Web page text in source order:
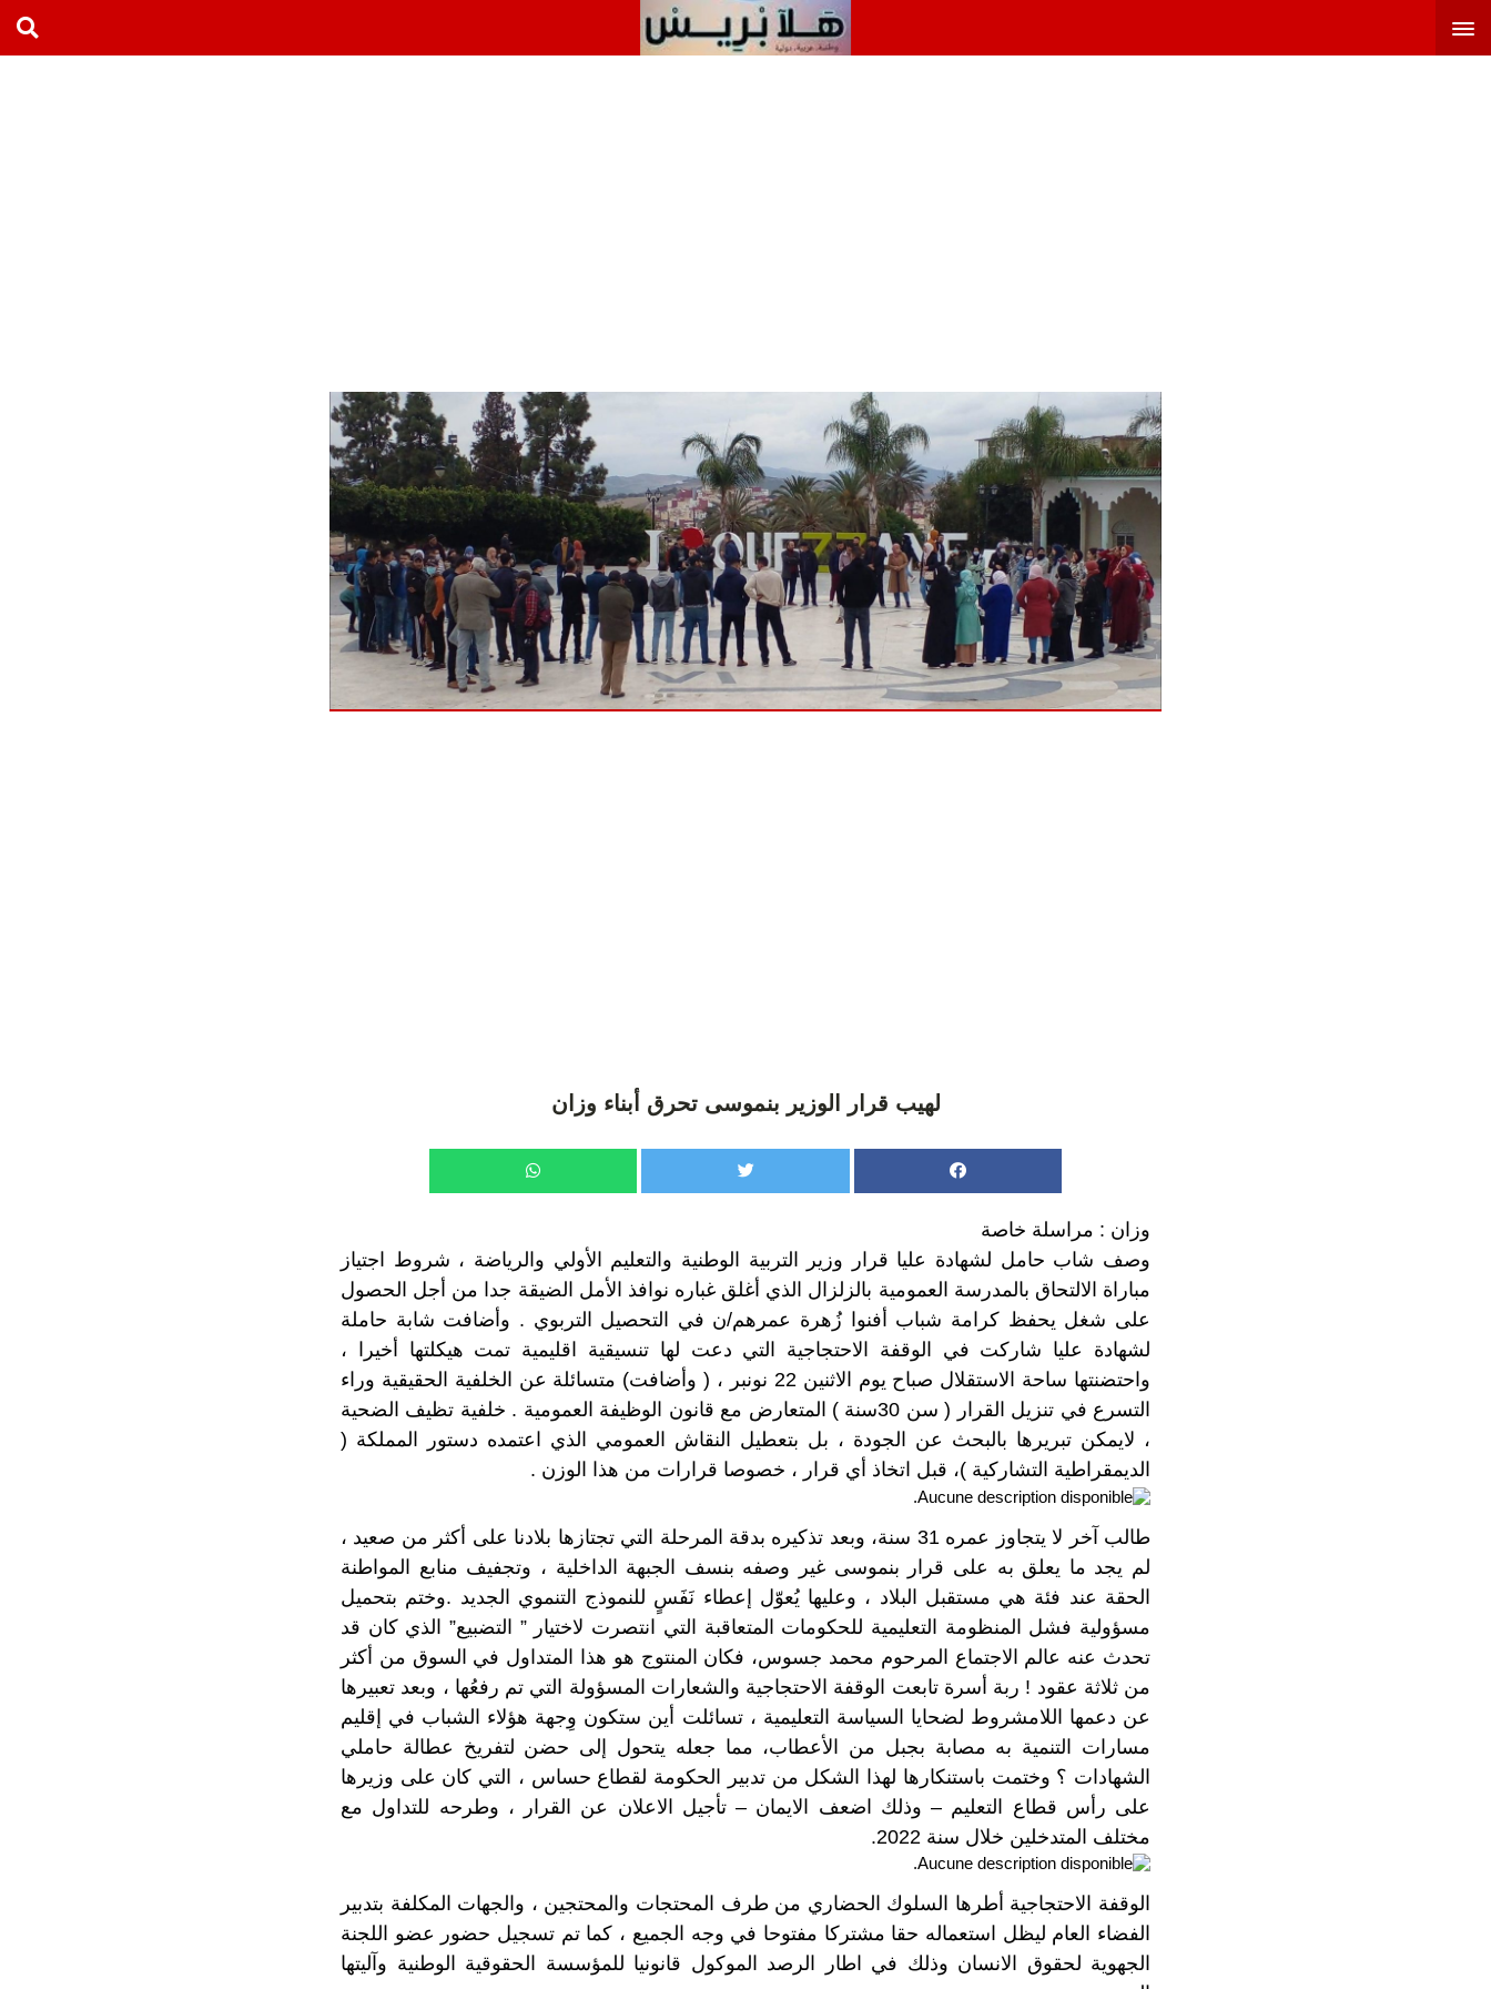
لهيب قرار الوزير بنموسى تحرق أبناء وزان
وزان : مراسلة خاصة
وصف شاب حامل لشهادة عليا قرار وزير التربية الوطنية والتعليم الأولي والرياضة ، شروط اجتياز
مباراة الالتحاق بالمدرسة العمومية بالزلزال الذي أغلق غباره نوافذ الأمل الضيقة جدا من أجل الحصول
على شغل يحفظ كرامة شباب أفنوا زُهرة عمرهم/ن في التحصيل التربوي . وأضافت شابة حاملة
لشهادة عليا شاركت في الوقفة الاحتجاجية التي دعت لها تنسيقية اقليمية تمت هيكلتها أخيرا ،
واحتضنتها ساحة الاستقلال صباح يوم الاثنين 22 نونبر ، ( وأضافت) متسائلة عن الخلفية الحقيقية وراء
التسرع في تنزيل القرار ( سن 30سنة ) المتعارض مع قانون الوظيفة العمومية . خلفية تظيف الضحية
، لايمكن تبريرها بالبحث عن الجودة ، بل بتعطيل النقاش العمومي الذي اعتمده دستور المملكة (
الديمقراطية التشاركية )، قبل اتخاذ أي قرار ، خصوصا قرارات من هذا الوزن .
طالب آخر لا يتجاوز عمره 31 سنة، وبعد تذكيره بدقة المرحلة التي تجتازها بلادنا على أكثر من صعيد ،
لم يجد ما يعلق به على قرار بنموسى غير وصفه بنسف الجبهة الداخلية ، وتجفيف منابع المواطنة
الحقة عند فئة هي مستقبل البلاد ، وعليها يُعوّل إعطاء نَفَسٍ للنموذج التنموي الجديد .وختم بتحميل
مسؤولية فشل المنظومة التعليمية للحكومات المتعاقبة التي انتصرت لاختيار ” التضبيع” الذي كان قد
تحدث عنه عالم الاجتماع المرحوم محمد جسوس، فكان المنتوج هو هذا المتداول في السوق من أكثر
من ثلاثة عقود ! ربة أسرة تابعت الوقفة الاحتجاجية والشعارات المسؤولة التي تم رفعُها ، وبعد تعبيرها
عن دعمها اللامشروط لضحايا السياسة التعليمية ، تسائلت أين ستكون وِجهة هؤلاء الشباب في إقليم
مسارات التنمية به مصابة بجبل من الأعطاب، مما جعله يتحول إلى حضن لتفريخ عطالة حاملي
الشهادات ؟ وختمت باستنكارها لهذا الشكل من تدبير الحكومة لقطاع حساس ، التي كان على وزيرها
على رأس قطاع التعليم – وذلك اضعف الايمان – تأجيل الاعلان عن القرار ، وطرحه للتداول مع
مختلف المتدخلين خلال سنة 2022.
الوقفة الاحتجاجية أطرها السلوك الحضاري من طرف المحتجات والمحتجين ، والجهات المكلفة بتدبير
الفضاء العام ليظل استعماله حقا مشتركا مفتوحا في وجه الجميع ، كما تم تسجيل حضور عضو اللجنة
الجهوية لحقوق الانسان وذلك في اطار الرصد الموكول قانونيا للمؤسسة الحقوقية الوطنية وآليتها